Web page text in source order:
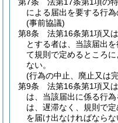
による届出を要する行為
(事前協議)
第8条
法第16条第1項又
とする者は、当該届出
て規則で定めるところ
ない。
(行為の中止、廃止又は
第9条
法第16条第1項又
は、当該届出に係る行
は、遅滞なく、規則で
を届け出なければならな